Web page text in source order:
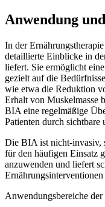
Anwendung
In der
detaillierte Einblicke in
liefert. Sie ermöglicht
gezielt auf die
wie etwa die Reduktion
Erhalt von Muskelmasse
BIA eine regelmäßige
Patienten durch sichtbare
Die BIA ist nicht-invasiv,
für den häufigen Einsatz
anzuwenden und liefert
Anwendungsbereiche